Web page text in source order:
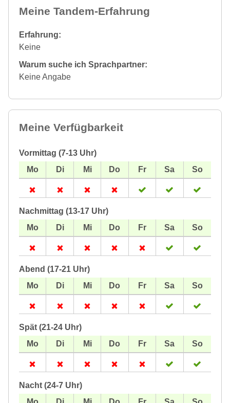
Meine Tandem-Erfahrung
Erfahrung:
Keine
Warum suche ich Sprachpartner:
Keine Angabe
Meine Verfügbarkeit
Vormittag (7-13 Uhr)
Nachmittag (13-17 Uhr)
Abend (17-21 Uhr)
Spät (21-24 Uhr)
Nacht (24-7 Uhr)